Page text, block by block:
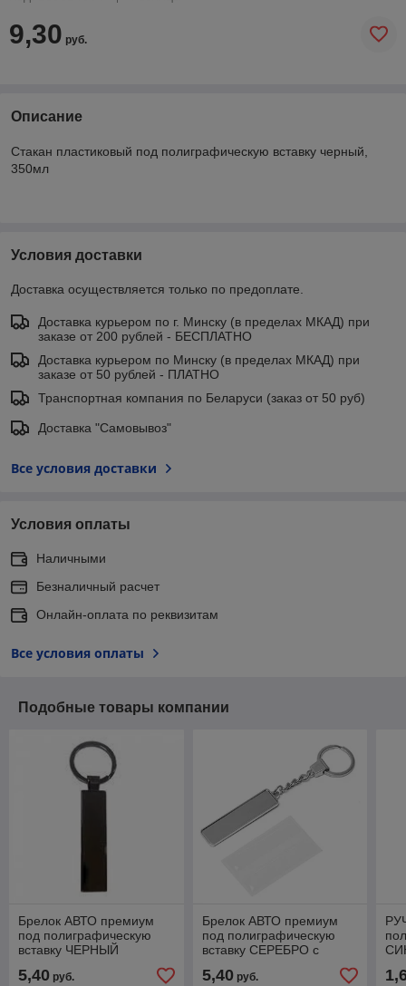
9,30 руб.
Описание
Стакан пластиковый под полиграфическую вставку черный,
350мл
Условия доставки
Доставка осуществляется только по предоплате.
Доставка курьером по г. Минску (в пределах МКАД) при
заказе от 200 рублей - БЕСПЛАТНО
Доставка курьером по Минску (в пределах МКАД) при
заказе от 50 рублей - ПЛАТНО
Транспортная компания по Беларуси (заказ от 50 руб)
Доставка "Самовывоз"
Все условия доставки
Условия оплаты
Наличными
Безналичный расчет
Онлайн-оплата по реквизитам
Все условия оплаты
Подобные товары компании
Брелок АВТО премиум
под полиграфическую
вставку ЧЕРНЫЙ
5,40 руб.
Брелок АВТО премиум
под полиграфическую
вставку СЕРЕБРО с
5,40руб.